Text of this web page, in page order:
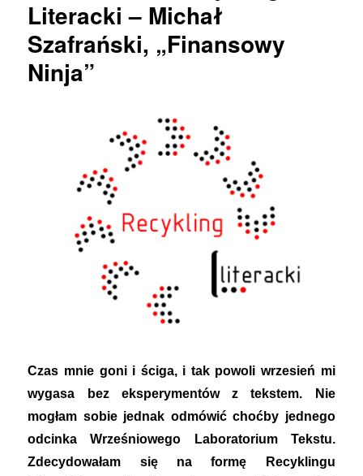
Literacki – Michał
Szafrański, „Finansowy
Ninja”
Czas mnie goni i ściga, i tak powoli wrzesień mi
wygasa bez eksperymentów z tekstem. Nie
mogłam sobie jednak odmówić choćby jednego
odcinka Wrześniowego Laboratorium Tekstu.
Zdecydowałam się na formę Recyklingu